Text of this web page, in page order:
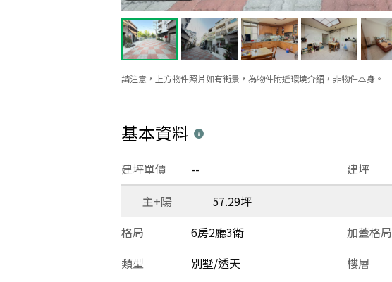
請注意，上方物件照片如有街景，為物件附近環境介紹，非物件本身。
基本資料
建坪
建坪單價 --
主+陽
57.29坪
格局
6房2廳3衛 加蓋格局
類型
別墅/透天 樓層